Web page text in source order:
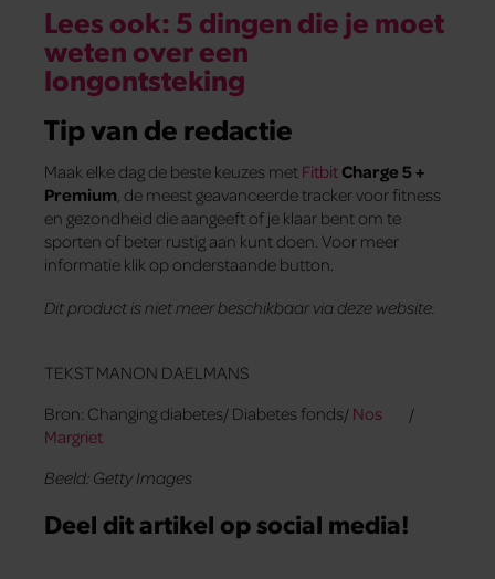
Lees ook: 5 dingen die je moet
weten over een
longontsteking
Tip van de redactie
Maak elke dag de beste keuzes met Fitbit Charge 5 +
Premium , de meest geavanceerde tracker voor fitness
en gezondheid die aangeeft of je klaar bent om te
sporten of beter rustig aan kunt doen. Voor meer
informatie klik op onderstaande button.
Dit product is niet meer beschikbaar via deze website.
TEKST MANON DAELMANS
Bron: Changing diabetes/ Diabetes fonds/ Nos
/
Margriet
Beeld: Getty Images
Deel dit artikel op social media!